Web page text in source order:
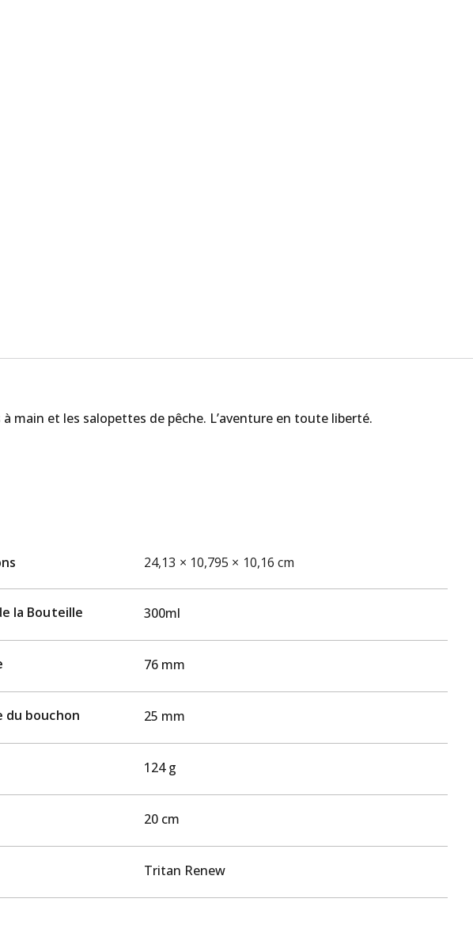
main et les salopettes de pêche. L’aventure en toute liberté.
24,13 × 10,795 × 10,16 cm
la Bouteille 300ml
76 mm
du bouchon 25 mm
124 g
20 cm
Tritan Renew